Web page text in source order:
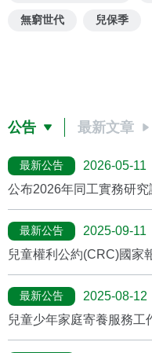
無窮世代 兒保季
公告 最新文章
最新公告
2026-05-11
公布2026年同工實務研
最新公告
2025-09-11
兒童權利公約(CRC)國家
最新公告
2025-08-12
兒童少年家庭寄養服務工